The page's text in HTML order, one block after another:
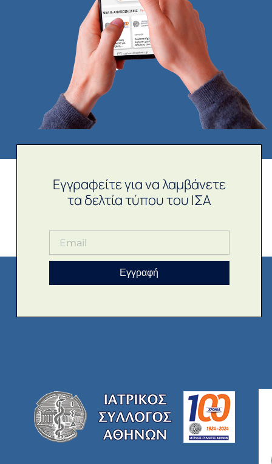
Εγγραφείτε για να λαμβάνετε
τα δελτία τύπου του ΙΣΑ
Εγγραφή